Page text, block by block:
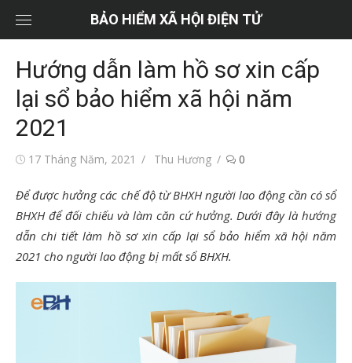
dung
BẢO HIỂM XÃ HỘI ĐIỆN TỬ
Hướng dẫn làm hồ sơ xin cấp
lại sổ bảo hiểm xã hội năm
2021
Đăng17 Tháng Năm, 2021
Tác
Thu Hương 0
Để được hưởng các chế độ từ BHXH người lao động cần có sổ
BHXH để đối chiếu và làm căn cứ hưởng. Dưới đây là hướng
dẫn chi tiết làm hồ sơ xin cấp lại sổ bảo hiểm xã hội năm
2021 cho người lao động bị mất sổ BHXH.